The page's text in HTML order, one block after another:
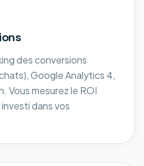
des conversions
Google Analytics 4,
mesurez le ROI
dans vos